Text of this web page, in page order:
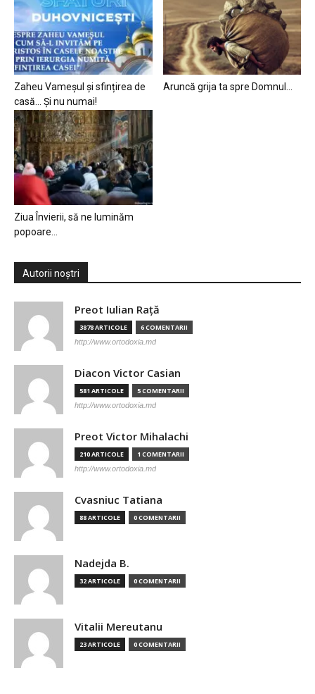
Zaheu Vameșul și sfințirea de
casă… Și nu numai!
Aruncă grija ta spre Domnul…
Ziua Învierii, să ne luminăm
popoare…
Autorii noștri
Preot Iulian Raţă
3878 ARTICOLE 6 COMENTARII
http://www.ortodoxia.md
Diacon Victor Casian
581 ARTICOLE 5 COMENTARII
http://www.ortodoxia.md
Preot Victor Mihalachi
210 ARTICOLE 1 COMENTARII
http://www.ortodoxia.md
Cvasniuc Tatiana
88 ARTICOLE 0 COMENTARII
Nadejda B.
32 ARTICOLE 0 COMENTARII
Vitalii Mereutanu
23 ARTICOLE 0 COMENTARII